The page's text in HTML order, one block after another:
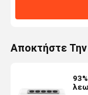
Αποκτήστε Την